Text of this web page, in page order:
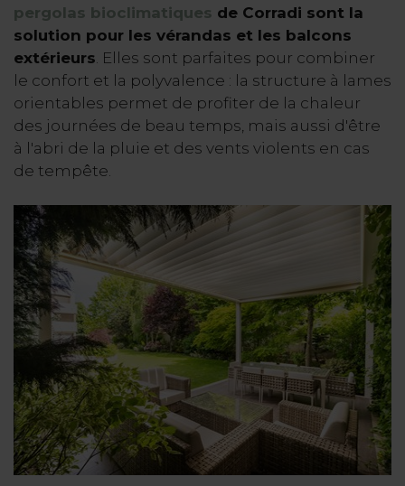
pergolas bioclimatiques de Corradi sont la
solution pour les vérandas et les balcons
extérieurs . Elles sont parfaites pour combiner
le confort et la polyvalence : la structure à lames
orientables permet de profiter de la chaleur
des journées de beau temps, mais aussi d'être
à l'abri de la pluie et des vents violents en cas
de tempête.